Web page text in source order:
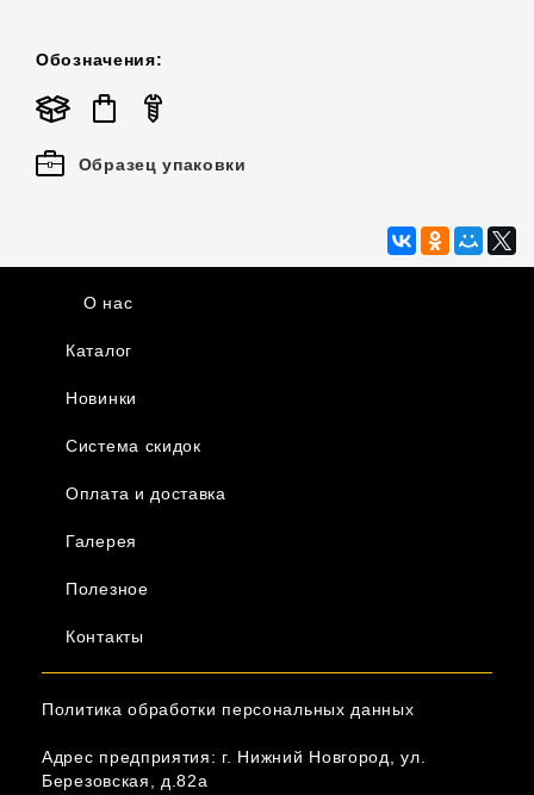
Обозначения:
Образец упаковки
О нас
Каталог
Новинки
Система скидок
Оплата и доставка
Галерея
Полезное
Контакты
Политика обработки персональных данных
Адрес предприятия: г. Нижний Новгород, ул.
Березовская, д.82а